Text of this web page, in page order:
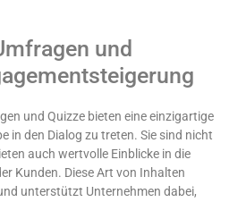
und
und Quizze bieten eine einzigartige
in den Dialog zu treten. Sie sind nicht
auch wertvolle Einblicke in die
Kunden. Diese Art von Inhalten
unterstützt Unternehmen dabei,